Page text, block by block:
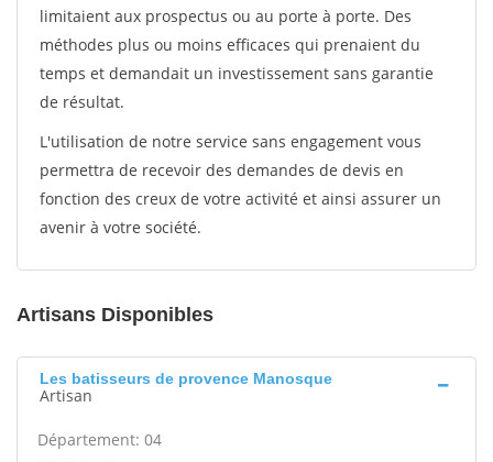
limitaient aux prospectus ou au porte à porte. Des
méthodes plus ou moins efficaces qui prenaient du
temps et demandait un investissement sans garantie
de résultat.
L'utilisation de notre service sans engagement vous
permettra de recevoir des demandes de devis en
fonction des creux de votre activité et ainsi assurer un
avenir à votre société.
Artisans Disponibles
Les batisseurs de provence Manosque
Artisan
Département: 04